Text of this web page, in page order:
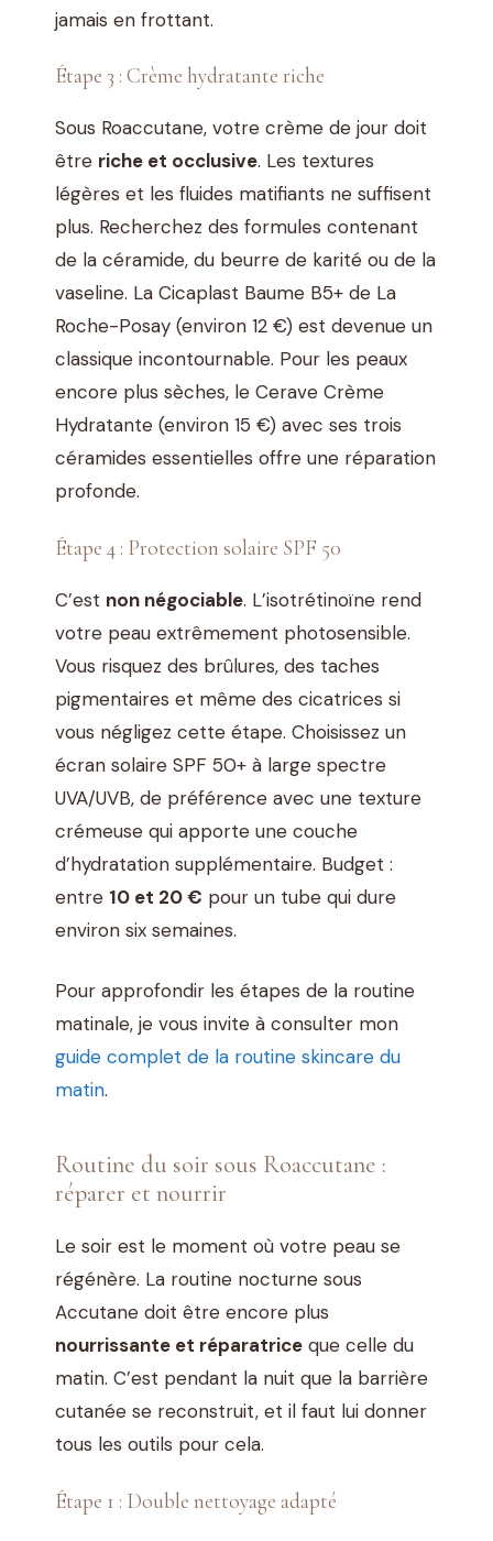
jamais en frottant.
Étape 3 : Crème hydratante riche
Sous Roaccutane, votre crème de jour doit
être riche et occlusive. Les textures
légères et les fluides matifiants ne suffisent
plus. Recherchez des formules contenant
de la céramide, du beurre de karité ou de la
vaseline. La Cicaplast Baume B5+ de La
Roche-Posay (environ 12 €) est devenue un
classique incontournable. Pour les peaux
encore plus sèches, le Cerave Crème
Hydratante (environ 15 €) avec ses trois
céramides essentielles offre une réparation
profonde.
Étape 4 : Protection solaire SPF 50
C’est non négociable. L’isotrétinoïne rend
votre peau extrêmement photosensible.
Vous risquez des brûlures, des taches
pigmentaires et même des cicatrices si
vous négligez cette étape. Choisissez un
écran solaire SPF 50+ à large spectre
UVA/UVB, de préférence avec une texture
crémeuse qui apporte une couche
d’hydratation supplémentaire. Budget :
entre 10 et 20 € pour un tube qui dure
environ six semaines.
Pour approfondir les étapes de la routine
matinale, je vous invite à consulter mon
guide complet de la routine skincare du
matin.
Routine du soir sous Roaccutane :
réparer et nourrir
Le soir est le moment où votre peau se
régénère. La routine nocturne sous
Accutane doit être encore plus
nourrissante et réparatrice que celle du
matin. C’est pendant la nuit que la barrière
cutanée se reconstruit, et il faut lui donner
tous les outils pour cela.
Étape 1 : Double nettoyage adapté